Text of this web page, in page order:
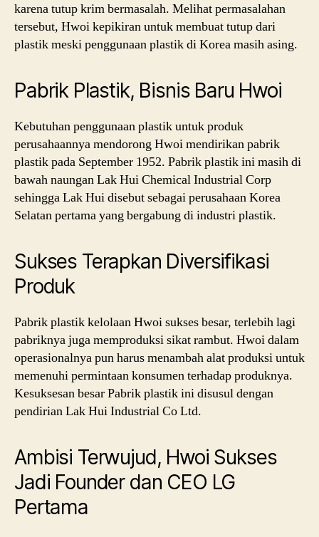
karena tutup krim bermasalah. Melihat permasalahan
tersebut, Hwoi kepikiran untuk membuat tutup dari
plastik meski penggunaan plastik di Korea masih asing.
Pabrik Plastik, Bisnis Baru Hwoi
Kebutuhan penggunaan plastik untuk produk
perusahaannya mendorong Hwoi mendirikan pabrik
plastik pada September 1952. Pabrik plastik ini masih di
bawah naungan Lak Hui Chemical Industrial Corp
sehingga Lak Hui disebut sebagai perusahaan Korea
Selatan pertama yang bergabung di industri plastik.
Sukses Terapkan Diversifikasi
Produk
Pabrik plastik kelolaan Hwoi sukses besar, terlebih lagi
pabriknya juga memproduksi sikat rambut. Hwoi dalam
operasionalnya pun harus menambah alat produksi untuk
memenuhi permintaan konsumen terhadap produknya.
Kesuksesan besar Pabrik plastik ini disusul dengan
pendirian Lak Hui Industrial Co Ltd.
Ambisi Terwujud, Hwoi Sukses
Jadi Founder dan CEO LG
Pertama